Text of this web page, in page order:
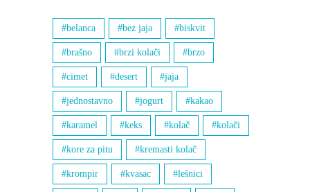
belanca bez jaja biskvit
brašno brzi kolači brzo
cimet desert jaja
jednostavno jogurt kakao
karamel keks kolač kolači
kore za pitu kremasti kolač
krompir kvasac lešnici